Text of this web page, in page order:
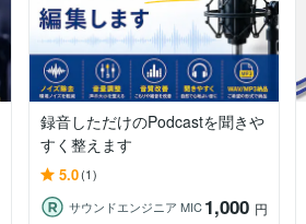
録音しただけのPodcastを聞きや
すく整えます
5.0(1)
サウンドエンジニア MIC 1,000 円